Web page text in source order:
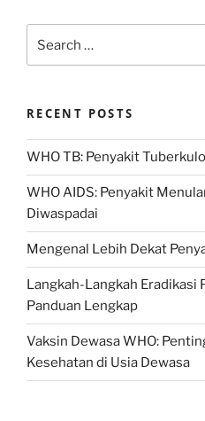
for:
RECENT POSTS
WHO TB: Penyakit
WHO AIDS: Penyakit
Diwaspadai
Mengenal Lebih Dekat
Langkah-Langkah Eradikasi
Panduan Lengkap
Vaksin Dewasa WHO:
Kesehatan di Usia Dewasa